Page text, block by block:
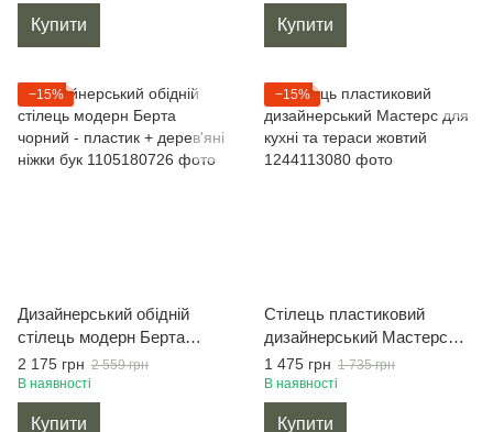
Купити Купити
−15%
Дизайнерський обідній
стілець модерн Берта
чорний - пластик +
дерев'яні ніжки бук
2 175 грн 2 559 грн
В наявності
Купити
−15%
Стілець пластиковий
дизайнерський Мастерс
для кухні та тераси жовтий
1 475 грн 1 735 грн
В наявності
Купити